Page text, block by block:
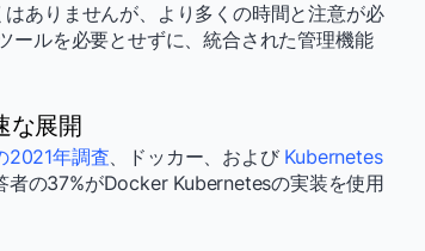
ありませんが、より多くの時間と注意が必
ルを必要とせずに、統合された管理機能
な展開
2021年調査、ドッカー、および Kubernetes
者の37%がDocker Kubernetesの実装を使用